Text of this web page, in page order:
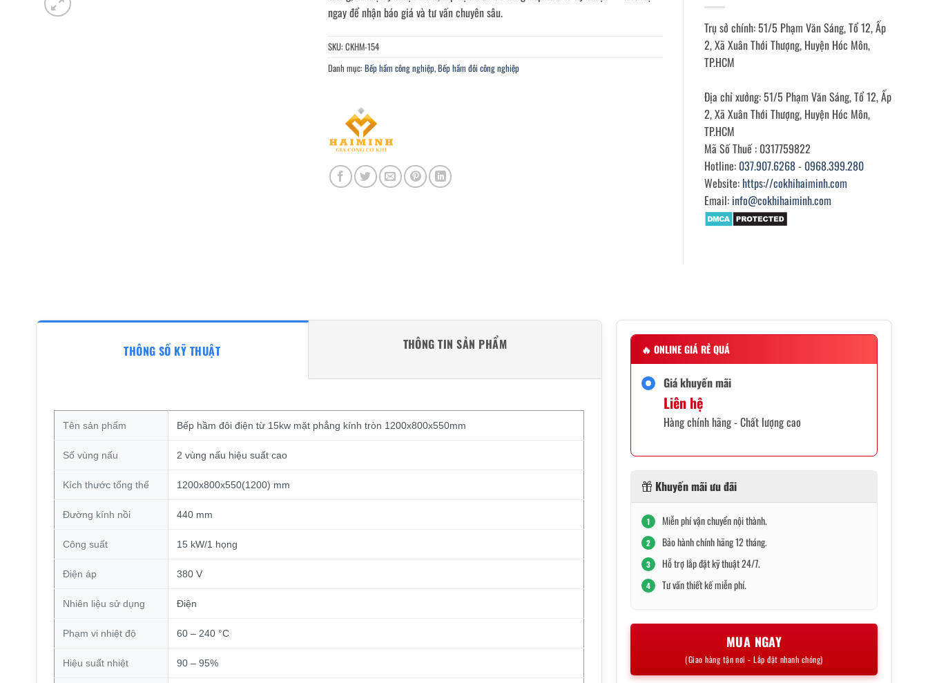
ngay để nhận báo giá và tư vấn chuyên sâu.
SKU:CKHM-154
Danh mục:Bếp hầm công nghiệp,Bếp hầm đôi công nghiệp
Trụ sở chính: 51/5 Phạm Văn Sáng, Tổ 12, Ấp
2, Xã Xuân Thới Thượng, Huyện Hóc Môn,
TP.HCM
Địa chỉ xưởng: 51/5 Phạm Văn Sáng, Tổ 12, Ấp
2, Xã Xuân Thới Thượng, Huyện Hóc Môn,
TP.HCM
Mã Số Thuế : 0317759822
Hotline: 037.907.6268- 0968.399.280
Website: https://cokhihaiminh.com
Email: info@cokhihaiminh.com
THÔNG SỐ KỸ THUẬT THÔNG TIN SẢN PHẨM
Tên sản phẩm Bếp hầm đôi điện từ 15kw mặt phẳng kính tròn 1200x800x550mm
Số vùng nấu 2 vùng nấu hiệu suất cao
Kích thước tổng thể 1200x800x550(1200) mm
Đường kính nồi 440 mm
Công suất 15 kW/1 họng
Điện áp 380 V
Nhiên liệu sử dụng Điện
Phạm vi nhiệt độ 60 – 240 °C
Hiệu suất nhiệt 90 – 95%
🔥 ONLINE GIÁ RẺ QUÁ
Giá khuyến mãi
Liên hệ
Hàng chính hãng - Chất lượng cao
Khuyến mãi ưu đãi
1 Miễn phí vận chuyển nội thành.
2 Bảo hành chính hãng 12 tháng.
3 Hỗ trợ lắp đặt kỹ thuật 24/7.
4 Tư vấn thiết kế miễn phí.
MUA NGAY
(Giao hàng tận nơi - Lắp đặt nhanh chóng)